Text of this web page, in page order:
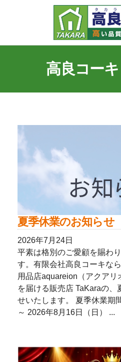
高良コー
夏季休業のお知らせ
2026年7月24日
平素は格別のご愛顧を賜わ
す。有限会社高良コーキな
用品店aquareion（アクアリ
を届ける販売店 TaKaraの、
せいたします。 夏季休業期
～ 2026年8月16日（日） ...